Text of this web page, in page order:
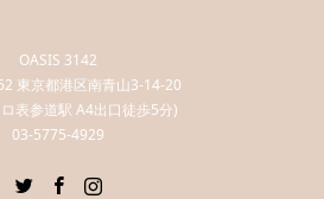
OASIS 3142
東京都港区南青山3-14-20
表参道駅 A4出口徒歩5分)
03-5775-4929